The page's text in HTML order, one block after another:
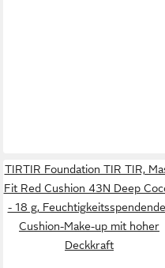
TIRTIR Foundation TIR TIR,
Fit Red Cushion 43N Deep
- 18 g,
Cushion-Make-up mit hoher
Deckkraft